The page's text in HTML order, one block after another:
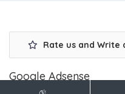
Rate us and Write
Google Adsense